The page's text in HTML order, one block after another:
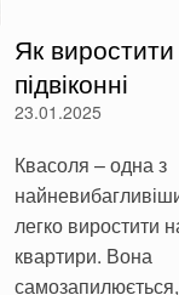
Як
підвіконні
23.01.2025
Квасоля – одна з
легко виростити
квартири. Вона